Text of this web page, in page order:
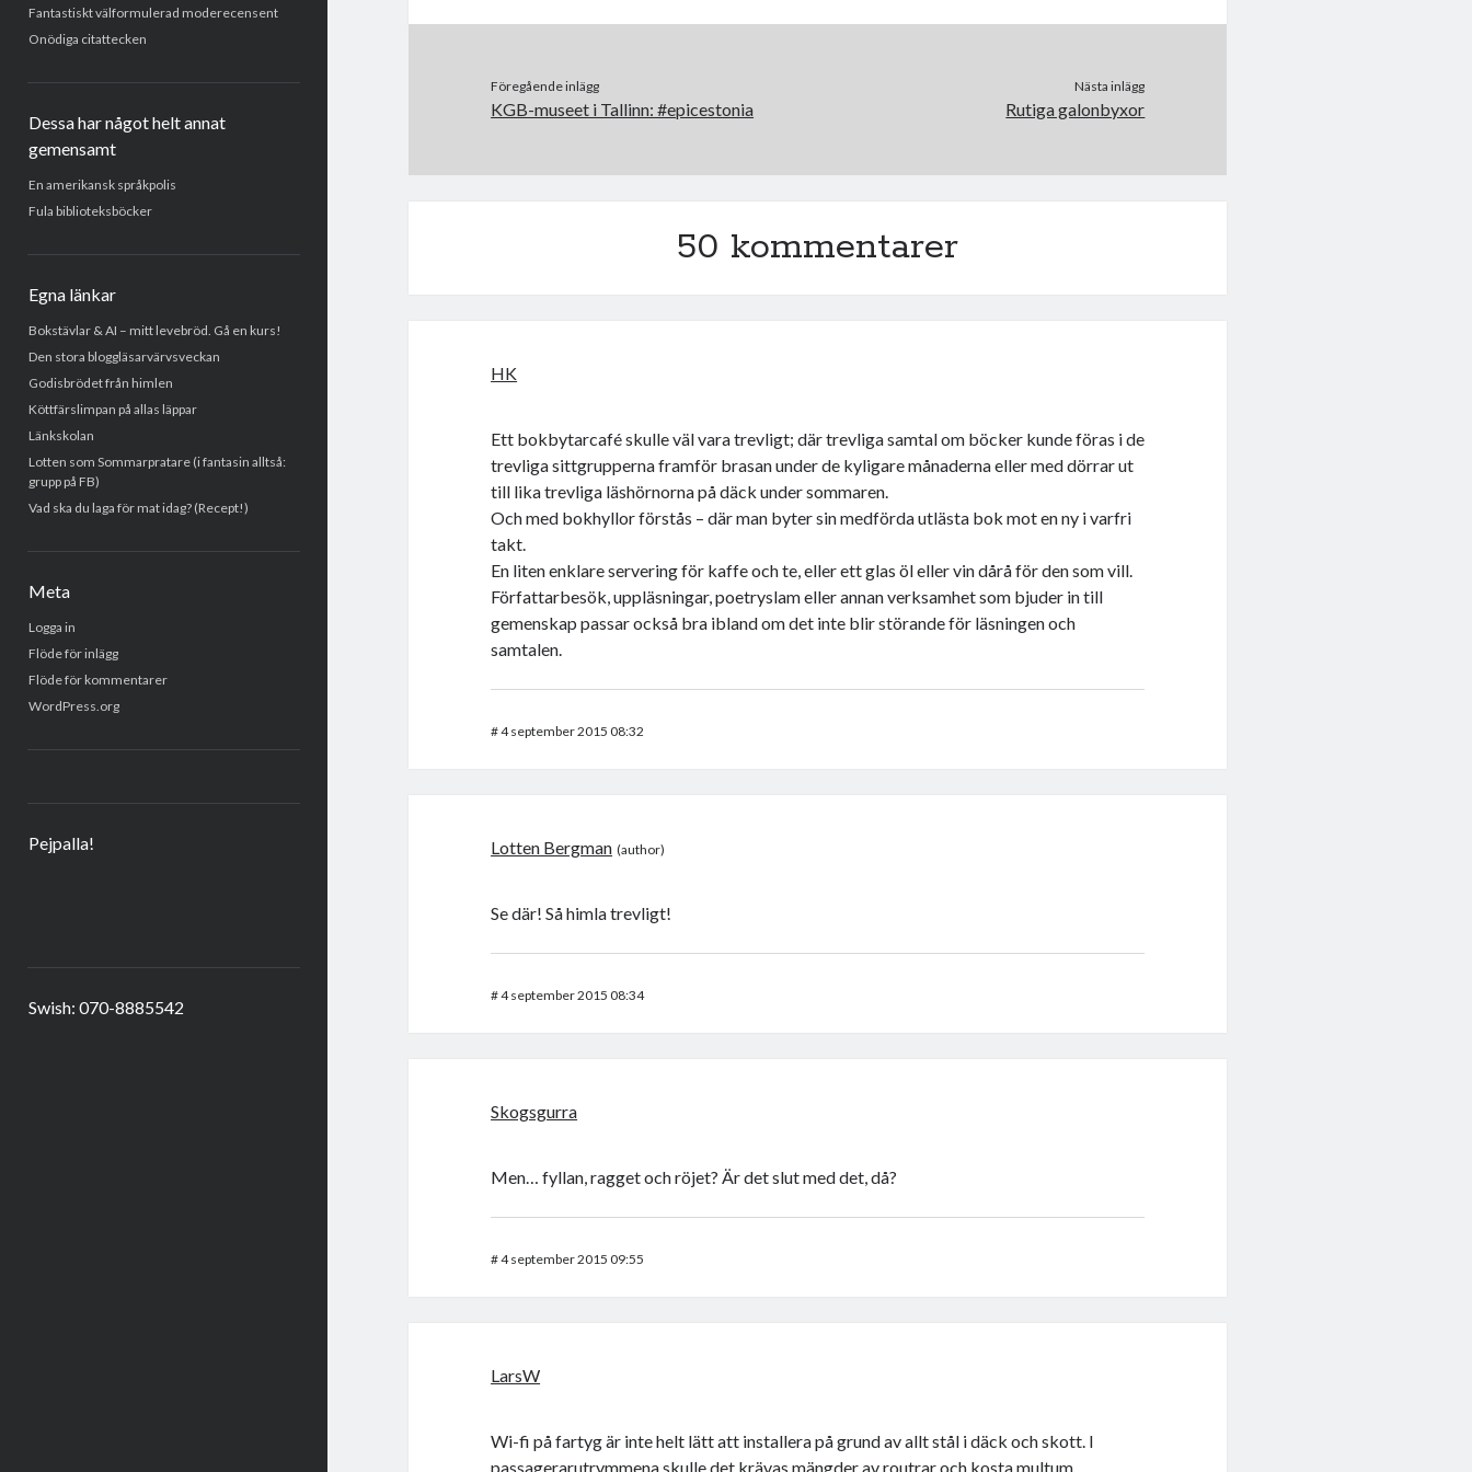
Fantastiskt välformulerad moderecensent
Onödiga citattecken
Dessa har något helt annat
gemensamt
En amerikansk språkpolis
Fula biblioteksböcker
Egna länkar
Bokstävlar & AI – mitt levebröd. Gå en kurs!
Den stora bloggläsarvärvsveckan
Godisbrödet från himlen
Köttfärslimpan på allas läppar
Länkskolan
Lotten som Sommarpratare (i fantasin alltså:
grupp på FB)
Vad ska du laga för mat idag? (Recept!)
Meta
Logga in
Flöde för inlägg
Flöde för kommentarer
WordPress.org
Pejpalla!
Swish: 070-8885542
Föregående inlägg
KGB-museet i Tallinn: #epicestonia
Nästa inlägg
Rutiga galonbyxor
50 kommentarer
HK
Ett bokbytarcafé skulle väl vara trevligt; där trevliga samtal om böcker kunde föras i de
trevliga sittgrupperna framför brasan under de kyligare månaderna eller med dörrar ut
till lika trevliga läshörnorna på däck under sommaren.
Och med bokhyllor förstås – där man byter sin medförda utlästa bok mot en ny i varfri
takt.
En liten enklare servering för kaffe och te, eller ett glas öl eller vin dårå för den som vill.
Författarbesök, uppläsningar, poetryslam eller annan verksamhet som bjuder in till
gemenskap passar också bra ibland om det inte blir störande för läsningen och
samtalen.
#4 september 2015 08:32
Lotten Bergman
Se där! Så himla trevligt!
#4 september 2015 08:34
Skogsgurra
Men… fyllan, ragget och röjet? Är det slut med det, då?
#4 september 2015 09:55
LarsW
Wi-fi på fartyg är inte helt lätt att installera på grund av allt stål i däck och skott. I
passagerarutrymmena skulle det krävas mängder av routrar och kosta multum.